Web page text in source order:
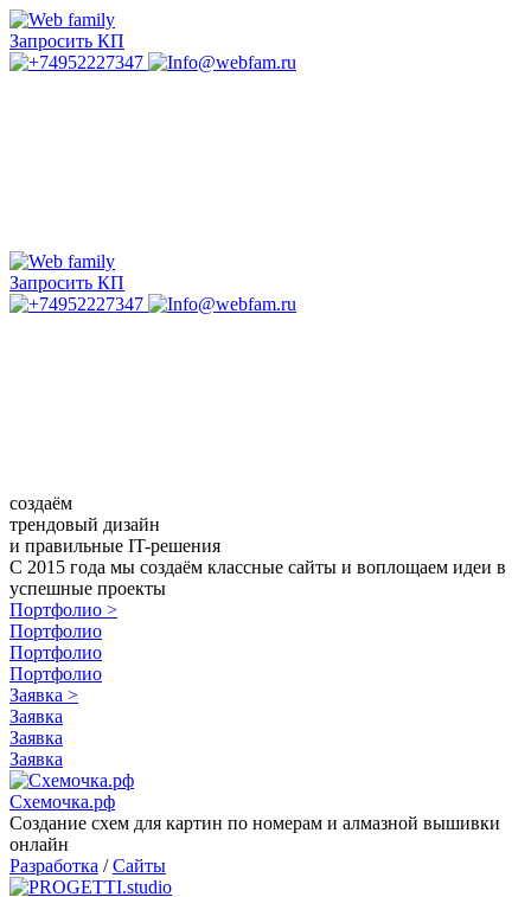
Запросить КП
Запросить КП
создаём
трендовый дизайн
и правильные IT-решения
С 2015 года мы создаём классные сайты и воплощаем идеи в
успешные проекты
Портфолио >
Портфолио
Портфолио
Портфолио
Заявка >
Заявка
Заявка
Заявка
Схемочка.рф
Создание схем для картин по номерам и алмазной вышивки
онлайн
Разработка / Сайты